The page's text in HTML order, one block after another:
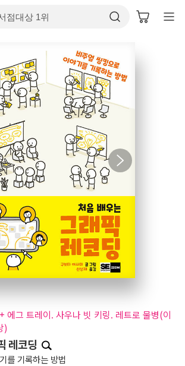
에그 트레이. 사우나 빗 키링. 레트로 물병(이
)
레코딩
를 기록하는 방법